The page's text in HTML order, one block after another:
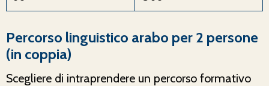
Percorso linguistico arabo per 2 persone
(in coppia)
Scegliere di intraprendere un percorso formativo